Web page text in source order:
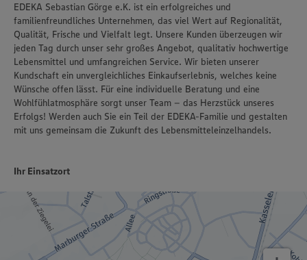
EDEKA Sebastian Görge e.K. ist ein erfolgreiches und
familienfreundliches Unternehmen, das viel Wert auf Regionalität,
Qualität, Frische und Vielfalt legt. Unsere Kunden überzeugen wir
jeden Tag durch unser sehr großes Angebot, qualitativ hochwertige
Lebensmittel und umfangreichen Service. Wir bieten unserer
Kundschaft ein unvergleichliches Einkaufserlebnis, welches keine
Wünsche offen lässt. Für eine individuelle Beratung und eine
Wohlfühlatmosphäre sorgt unser Team – das Herzstück unseres
Erfolgs! Werden auch Sie ein Teil der EDEKA-Familie und gestalten
mit uns gemeinsam die Zukunft des Lebensmitteleinzelhandels.
Ihr Einsatzort